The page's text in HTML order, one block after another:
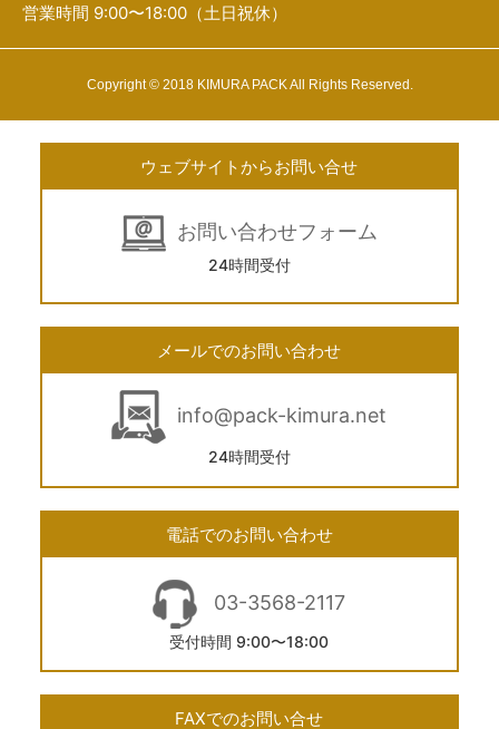
営業時間 9:00〜18:00（土日祝休）
Copyright © 2018 KIMURA PACK All Rights Reserved.
ウェブサイトからお問い合せ
お問い合わせフォーム
24時間受付
メールでのお問い合わせ
info@pack-kimura.net
24時間受付
電話でのお問い合わせ
03-3568-2117
受付時間 9:00〜18:00
FAXでのお問い合せ